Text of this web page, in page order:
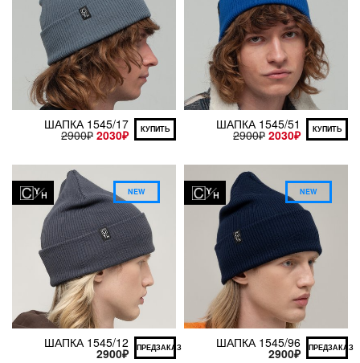
ШАПКА 1545/17
2900₽ 2030₽ КУПИТЬ ШАПКА 1545/51
2900₽ 2030₽ КУПИТЬ
NEW
ШАПКА 1545/12
2900₽ ПРЕДЗАКАЗ
NEW
ШАПКА 1545/96
2900₽ ПРЕДЗАКАЗ